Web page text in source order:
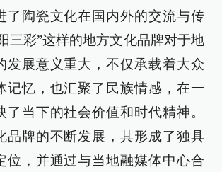
了陶瓷文化在国内外的交流与传
三彩”这样的地方文化品牌对于地
发展意义重大，不仅承载着大众
记忆，也汇聚了民族情感，在一
了当下的社会价值和时代精神。
品牌的不断发展，其形成了独具
位，并通过与当地融媒体中心合